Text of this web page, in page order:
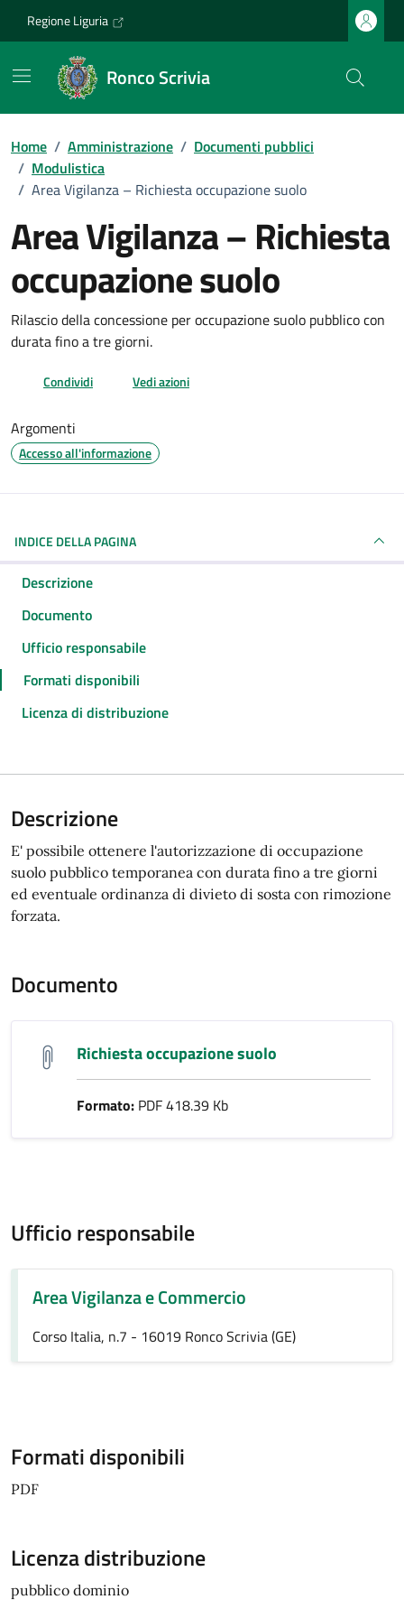
Regione Liguria
Ronco Scrivia
Home / Amministrazione / Documenti pubblici
/ Modulistica
/ Area Vigilanza – Richiesta occupazione suolo
Area Vigilanza – Richiesta
occupazione suolo
Dettagli del documento
Rilascio della concessione per occupazione suolo pubblico con
durata fino a tre giorni.
Condividi Vedi azioni
Argomenti
Accesso all'informazione
INDICE DELLA PAGINA
Descrizione
Documento
Ufficio responsabile
Formati disponibili
Licenza di distribuzione
Descrizione
E' possibile ottenere l'autorizzazione di occupazione
suolo pubblico temporanea con durata fino a tre giorni
ed eventuale ordinanza di divieto di sosta con rimozione
forzata.
Documento
Richiesta occupazione suolo
Formato: PDF 418.39 Kb
Ufficio responsabile
Area Vigilanza e Commercio
Corso Italia, n.7 - 16019 Ronco Scrivia (GE)
Formati disponibili
PDF
Licenza distribuzione
pubblico dominio